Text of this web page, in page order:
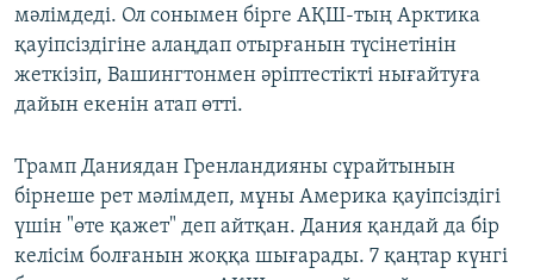
мәлімдеді. Ол сонымен бірге АҚШ-тың Арктика
қауіпсіздігіне алаңдап отырғанын түсінетінін
жеткізіп, Вашингтонмен әріптестікті нығайтуға
дайын екенін атап өтті.
Трамп Даниядан Гренландияны сұрайтынын
бірнеше рет мәлімдеп, мұны Америка қауіпсіздігі
үшін "өте қажет" деп айтқан. Дания қандай да бір
келісім болғанын жоққа шығарады. 7 қаңтар күнгі